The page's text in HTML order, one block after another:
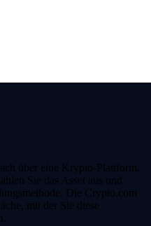
über eine Krypto-Plattform.
Sie das Asset aus und
Die Crypto.com
mit der Sie diese